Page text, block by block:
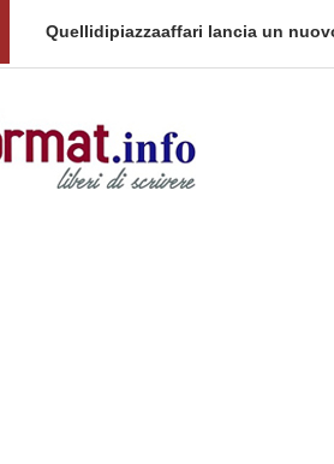
Quellidipiazzaaffari lancia un